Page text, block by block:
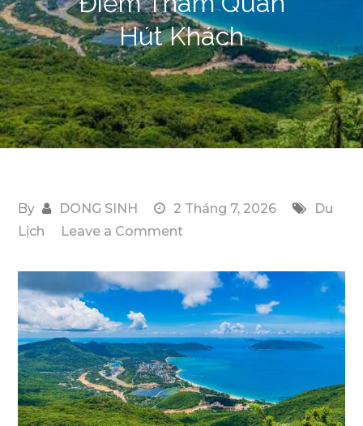
Hút Khách
By DONG SINH 2 Tháng 7, 2026
Du
Lịch
Leave a Comment
Vũng
Tàu
Đừng
Bỏ
Lỡ
Những
Địa